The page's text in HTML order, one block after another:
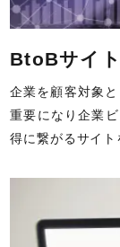
BtoBサイ
企業を顧客対象
重要になり企業
得に繋がるサイト